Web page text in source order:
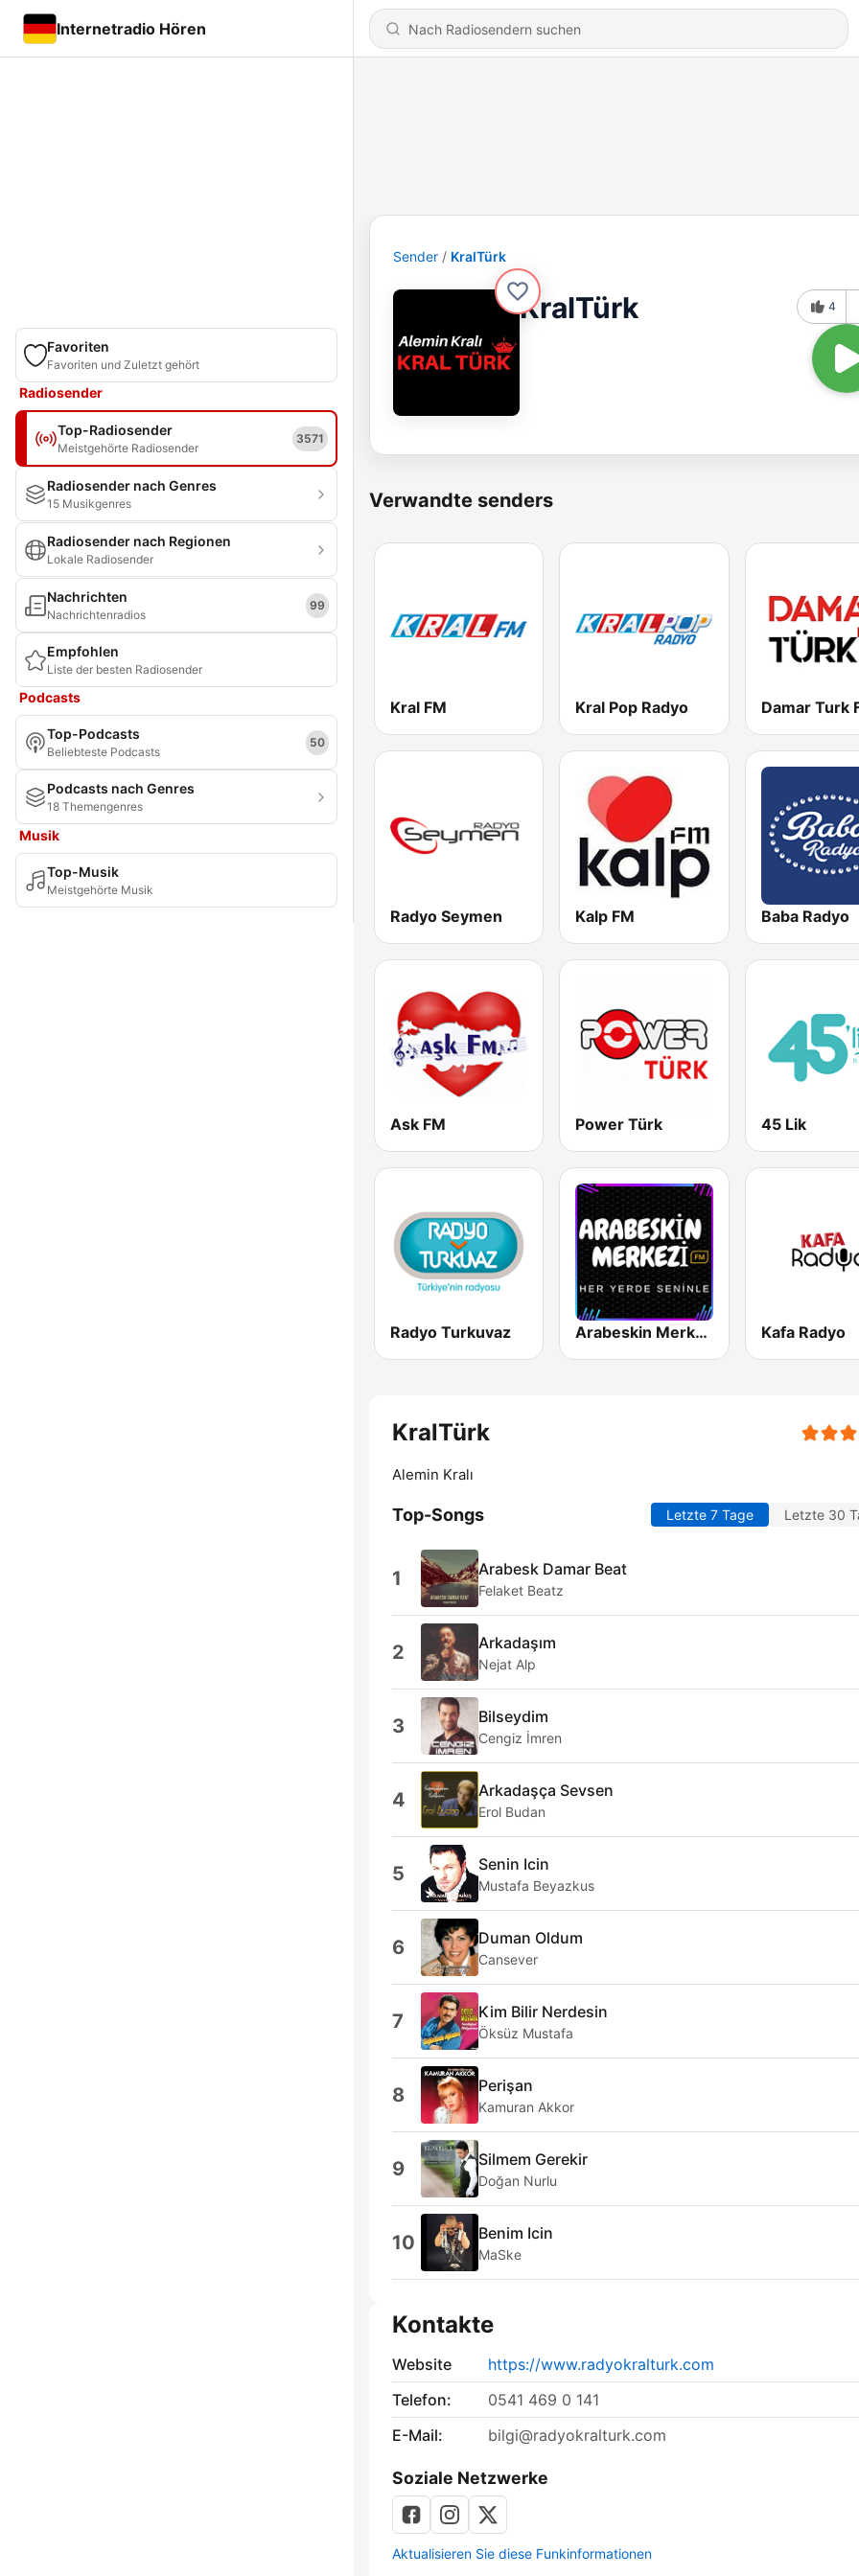
Internetradio Hören
Favoriten
Favoriten und Zuletzt gehört
Radiosender
Top-Radiosender
Meistgehörte Radiosender
3571
Radiosender nach Genres
15 Musikgenres
Radiosender nach Regionen
Lokale Radiosender
Nachrichten
Nachrichtenradios
99
Empfohlen
Liste der besten Radiosender
Podcasts
Top-Podcasts
Beliebteste Podcasts
50
Podcasts nach Genres
18 Themengenres
Musik
Top-Musik
Meistgehörte Musik
Sender KralTürk
KralTürk 4
Verwandte senders
Kral FM Kral Pop Radyo Damar Turk
Radyo Seymen Kalp FM Baba Radyo
Ask FM Power Türk 45 Lik
Radyo Turkuvaz Arabeskin Merkezi (Damardan) Kafa Radyo
KralTürk
Alemin Kralı
Top-Songs Letzte 7 Tage Letzte 30
1 Arabesk Damar Beat
Felaket Beatz
2 Arkadaşım
Nejat Alp
3 Bilseydim
Cengiz İmren
4 Arkadaşça Sevsen
Erol Budan
5 Senin Icin
Mustafa Beyazkus
6 Duman Oldum
Cansever
7 Kim Bilir Nerdesin
Öksüz Mustafa
8 Perişan
Kamuran Akkor
9 Silmem Gerekir
Doğan Nurlu
10 Benim Icin
MaSke
Kontakte
Website
https://www.radyokralturk.com
Telefon:
0541 469 0 141
E-Mail:
bilgi@radyokralturk.com
Soziale Netzwerke
Aktualisieren Sie diese Funkinformationen